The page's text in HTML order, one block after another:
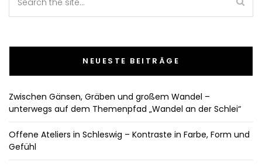
NEUESTE BEITRÄGE
Zwischen Gänsen, Gräben und großem Wandel –
unterwegs auf dem Themenpfad „Wandel an der Schlei“
Offene Ateliers in Schleswig – Kontraste in Farbe, Form und
Gefühl